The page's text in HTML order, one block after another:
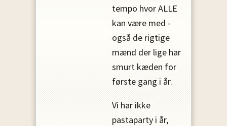
tempo hvor ALLE
kan være med -
også de rigtige
mænd der lige har
smurt kæden for
første gang i år.
Vi har ikke
pastaparty i år,